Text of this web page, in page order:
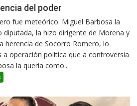
del poder
fue meteórico. Miguel Barbosa la
la hizo dirigente de Morena y
herencia de Socorro Romero, lo
operación política que a controversia
la quería como...